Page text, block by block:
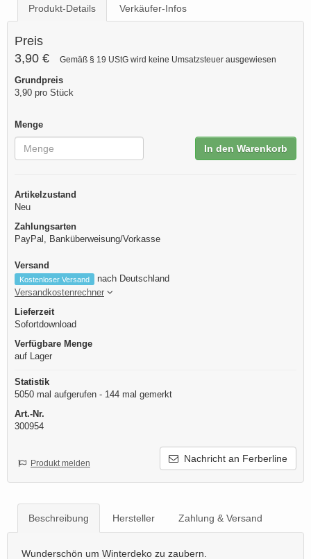
Produkt-Details Verkäufer-Infos
Preis
3,90 €
Gemäß § 19 UStG wird keine Umsatzsteuer ausgewiesen
Grundpreis
3,90 pro Stück
Menge
In den Warenkorb
Artikelzustand
Neu
Zahlungsarten
PayPal, Banküberweisung/Vorkasse
Versand
Kostenloser Versand
nach Deutschland
Versandkostenrechner
Lieferzeit
Sofortdownload
Verfügbare Menge
auf Lager
Statistik
5050 mal aufgerufen - 144 mal gemerkt
Art.-Nr.
300954
Nachricht an Ferberline
Produkt melden
Beschreibung Hersteller Zahlung & Versand
Wunderschön um Winterdeko zu zaubern.